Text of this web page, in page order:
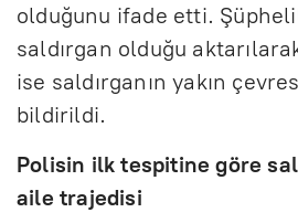
olduğunu ifade etti.
saldırgan olduğu
ise saldırganın yakın
bildirildi.
Polisin ilk tespitine göre
aile trajedisi